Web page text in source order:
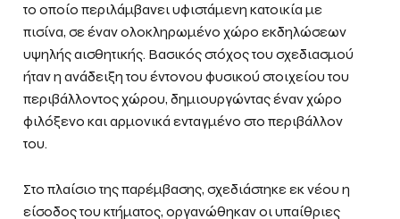
το οποίο περιλάμβανει υφιστάμενη κατοικία με
πισίνα, σε έναν ολοκληρωμένο χώρο εκδηλώσεων
υψηλής αισθητικής. Βασικός στόχος του σχεδιασμού
ήταν η ανάδειξη του έντονου φυσικού στοιχείου του
περιβάλλοντος χώρου, δημιουργώντας έναν χώρο
φιλόξενο και αρμονικά ενταγμένο στο περιβάλλον
του.
Στο πλαίσιο της παρέμβασης, σχεδιάστηκε εκ νέου η
είσοδος του κτήματος, οργανώθηκαν οι υπαίθριες